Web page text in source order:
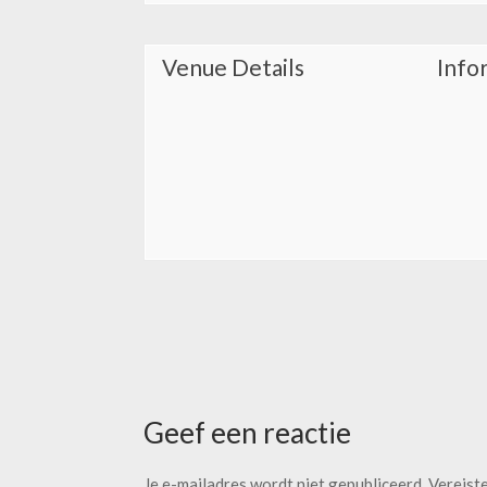
Venue Details
Geef een reactie